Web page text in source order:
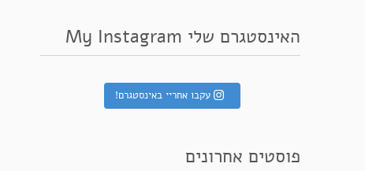
האינסטגרם שלי My Instagram
עקבו אחריי באינסטגרם!
פוסטים אחרונים